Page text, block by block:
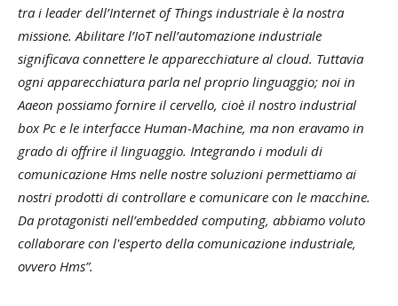
tra i leader dell’Internet of Things industriale è la nostra
missione. Abilitare l’IoT nell’automazione industriale
significava connettere le apparecchiature al cloud. Tuttavia
ogni apparecchiatura parla nel proprio linguaggio; noi in
Aaeon possiamo fornire il cervello, cioè il nostro industrial
box Pc e le interfacce Human-Machine, ma non eravamo in
grado di offrire il linguaggio. Integrando i moduli di
comunicazione Hms nelle nostre soluzioni permettiamo ai
nostri prodotti di controllare e comunicare con le macchine.
Da protagonisti nell’embedded computing, abbiamo voluto
collaborare con l'esperto della comunicazione industriale,
ovvero Hms”.